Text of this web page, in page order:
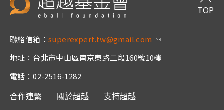
cebo
witt
聯絡信箱： superexpert.tw@gmail.com (link sends e-m
地址：台北市中山區南京東路二段160號10樓
電話：02-2516-1282
合作連繫 關於超越 支持超越
TOP